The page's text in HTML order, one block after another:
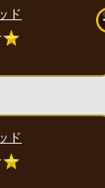
ド
ド